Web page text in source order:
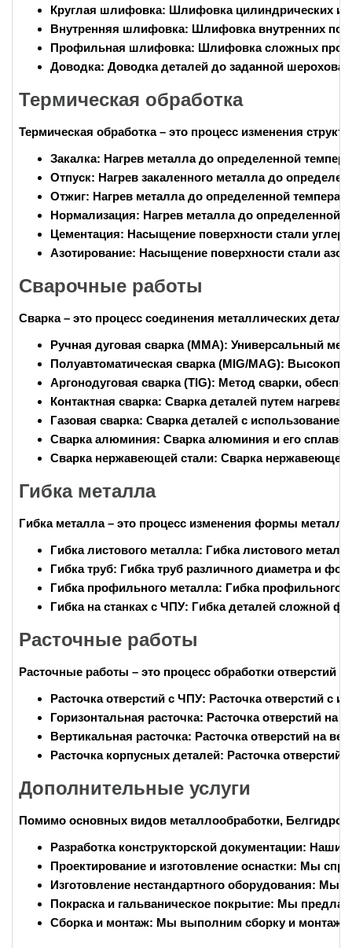
Круглая шлифовка: Шлифовка цилиндрических и
Внутренняя шлифовка: Шлифовка внутренних
Профильная шлифовка: Шлифовка сложных
Доводка: Доводка деталей до заданной
Термическая обработка
Термическая обработка – это процесс изменения
Закалка: Нагрев металла до определенной
Отпуск: Нагрев закаленного металла до
Отжиг: Нагрев металла до определенной
Нормализация: Нагрев металла до определенной
Цементация: Насыщение поверхности стали
Азотирование: Насыщение поверхности стали
Сварочные работы
Сварка – это процесс соединения металлических
Ручная дуговая сварка (MMA): Универсальный
Полуавтоматическая сварка (MIG/MAG):
Аргонодуговая сварка (TIG): Метод сварки,
Контактная сварка: Сварка деталей путем нагрева
Газовая сварка: Сварка деталей с использованием
Сварка алюминия: Сварка алюминия и его
Сварка нержавеющей стали: Сварка нержавеющей
Гибка металла
Гибка металла – это процесс изменения формы
Гибка листового металла: Гибка листового
Гибка труб: Гибка труб различного диаметра и
Гибка профильного металла: Гибка профильного
Гибка на станках с ЧПУ: Гибка деталей сложной
Расточные работы
Расточные работы – это процесс обработки отверстий
Расточка отверстий с ЧПУ: Расточка отверстий с
Горизонтальная расточка: Расточка отверстий на
Вертикальная расточка: Расточка отверстий на
Расточка корпусных деталей: Расточка
Дополнительные услуги
Помимо основных видов металлообработки,
Разработка конструкторской документации: Наши
Проектирование и изготовление оснастки: Мы
Изготовление нестандартного оборудования: Мы
Покраска и гальваническое покрытие: Мы
Сборка и монтаж: Мы выполним сборку и монтаж